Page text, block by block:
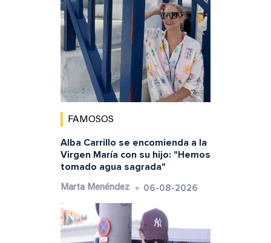
FAMOSOS
Alba Carrillo se encomienda a la
Virgen María con su hijo: "Hemos
tomado agua sagrada"
Marta Menéndez 06-08-2026